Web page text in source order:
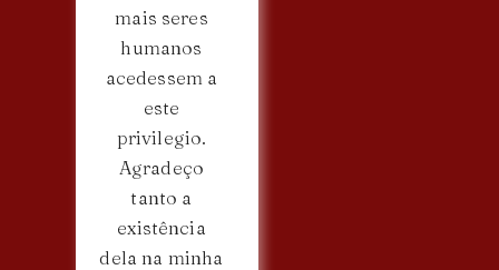
mais seres
humanos
acedessem a
este
privilegio.
Agradeço
tanto a
existência
dela na minha